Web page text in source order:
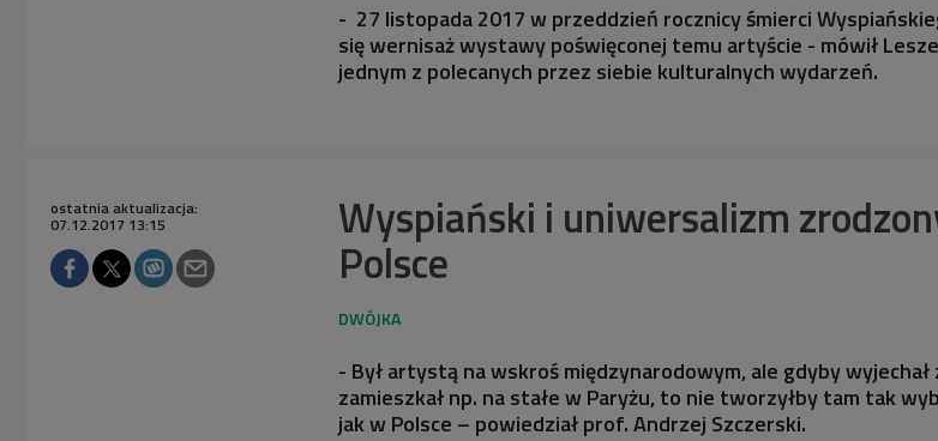
- 27 listopada 2017 w przeddzień rocznicy śmierci
się wernisaż wystawy poświęconej temu artyście - mówił
jednym z polecanych przez siebie kulturalnych wydarzeń.
Wyspiański i uniwersalizm
Polsce
ostatnia aktualizacja:
07.12.2017 13:15
- Był artystą na wskroś międzynarodowym, ale gdyby wyjechał
zamieszkał np. na stałe w Paryżu, to nie tworzyłby tam tak
jak w Polsce – powiedział prof. Andrzej Szczerski.